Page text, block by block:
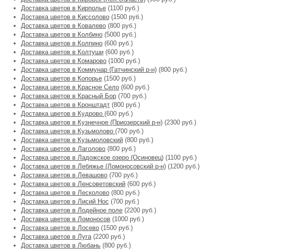
Доставка цветов в Кирполье (1100 руб.)
Доставка цветов в Киссолово (1500 руб.)
Доставка цветов в Ковалево (800 руб.)
Доставка цветов в Колбино (5000 руб.)
Доставка цветов в Колпино (600 руб.)
Доставка цветов в Колтуши (600 руб.)
Доставка цветов в Комарово (1000 руб.)
Доставка цветов в Коммунар (Гатчинский р-н) (800 руб.)
Доставка цветов в Копорье (1500 руб.)
Доставка цветов в Красное Село (600 руб.)
Доставка цветов в Красный Бор (700 руб.)
Доставка цветов в Кронштадт (800 руб.)
Доставка цветов в Кудрово (600 руб.)
Доставка цветов в Кузнечное (Приозерский р-н) (2300 руб.)
Доставка цветов в Кузьмолово (700 руб.)
Доставка цветов в Кузьмоловский (800 руб.)
Доставка цветов в Лаголово (800 руб.)
Доставка цветов в Ладожское озеро (Осиновец) (1100 руб.)
Доставка цветов в Лебяжье (Ломоносовский р-н) (1200 руб.)
Доставка цветов в Левашово (700 руб.)
Доставка цветов в Ленсоветовский (600 руб.)
Доставка цветов в Лесколово (800 руб.)
Доставка цветов в Лисий Нос (700 руб.)
Доставка цветов в Лодейное поле (2200 руб.)
Доставка цветов в Ломоносов (1000 руб.)
Доставка цветов в Лосево (1500 руб.)
Доставка цветов в Луга(2200 руб.)
Доставка цветов в Любань (800 руб.)